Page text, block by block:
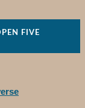
FIVE